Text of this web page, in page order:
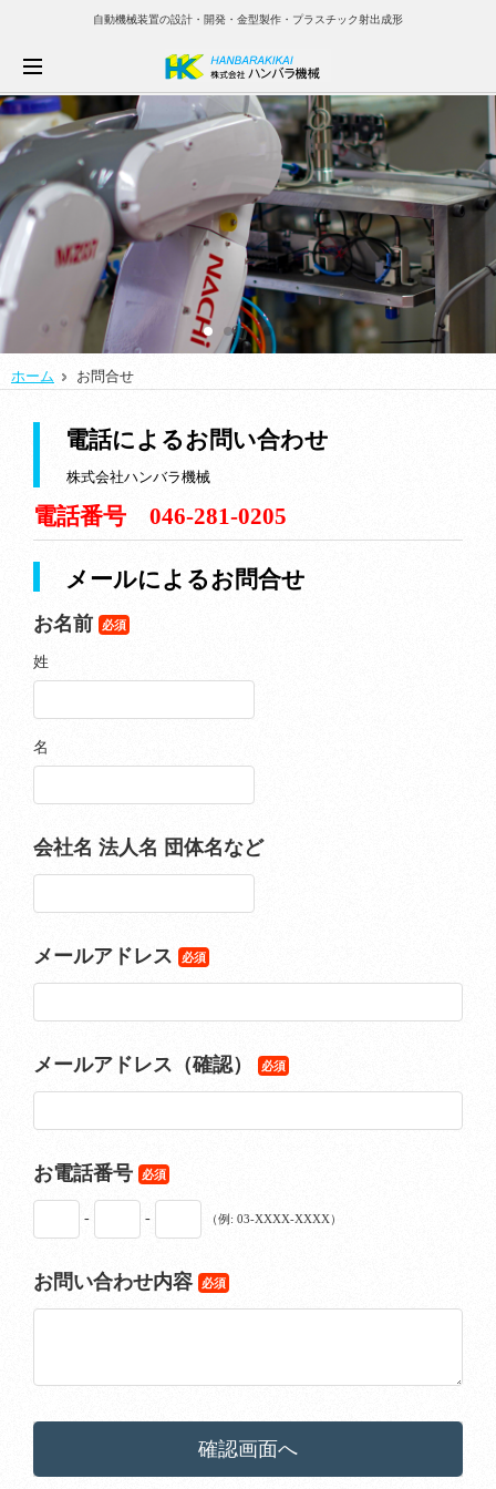
自動機械装置の設計・開発・金型製作・プラスチック射出成形
ホーム お問合せ
電話によるお問い合わせ
株式会社ハンバラ機械
電話番号 046-281-0205
メールによるお問合せ
お名前 必須
姓
名
会社名 法人名 団体名など
メールアドレス 必須
メールアドレス（確認） 必須
お電話番号 必須
- - （例: 03-XXXX-XXXX）
お問い合わせ内容 必須